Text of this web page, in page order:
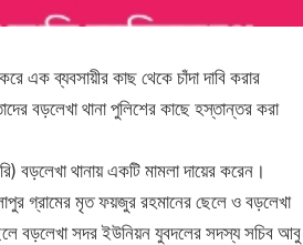
এক ব্যবসায়ীর কাছ থেকে চাঁদা দাবি করার
বড়লেখা থানা পুলিশের কাছে হস্তান্তর করা
বড়লেখা থানায় একটি মামলা দায়ের করেন।
গ্রামের মৃত ফয়জুর রহমানের ছেলে ও বড়লেখা
বড়লেখা সদর ইউনিয়ন যুবদলের সদস্য সচিব আবু